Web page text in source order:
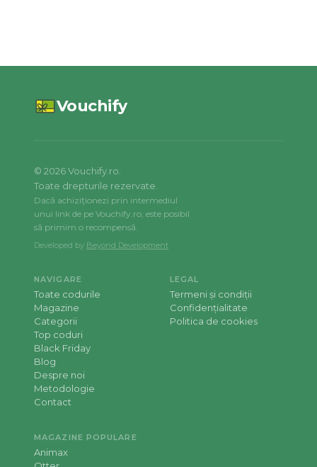
Vouchify
© 2026Vouchify.ro.
Toate drepturile rezervate.
Dacă achiziționezi prin intermediul
unui link de pe Vouchify.ro, este posibil
să primim o recompensă.
Developed by Beyond Development
NAVIGARE
Toate codurile
Magazine
Categorii
Top coduri
Black Friday
Blog
Despre noi
Metodologie
Contact
LEGAL
Termeni și condiții
Confidențialitate
Politica de cookies
MAGAZINE POPULARE
Animax